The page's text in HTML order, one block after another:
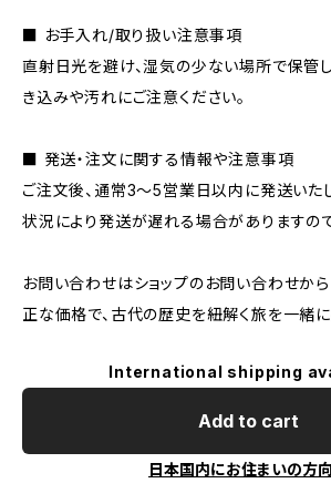
■ お手入れ/取り扱い注意事項
直射日光を避け、湿気の少ない場所で保管し
き込みや汚れにご注意ください。
■ 発送・注文に関する情報や注意事項
ご注文後、通常3〜5営業日以内に発送いた
状況により発送が遅れる場合がありますの
お問い合わせはショップのお問い合わせか
正な価格で、古代の歴史を紐解く旅を一緒に
International shipping
Add to cart
日本国内にお住まいの方